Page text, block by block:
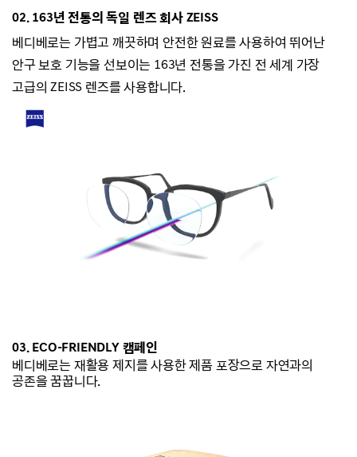
02. 163년 전통의 독일 렌즈 회사 ZEISS
베디베로는 가볍고 깨끗하며 안전한 원료를 사용하여 뛰어난
안구 보호 기능을 선보이는 163년 전통을 가진 전 세계 가장
고급의 ZEISS 렌즈를 사용합니다.
03. ECO-FRIENDLY 캠페인
베디베로는 재활용 제지를 사용한 제품 포장으로 자연과의
공존을 꿈꿉니다.